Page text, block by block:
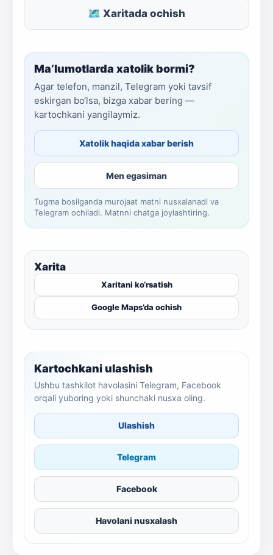
🗺 Xaritada ochish
Ma’lumotlarda xatolik bormi?
Agar telefon, manzil, Telegram yoki tavsif
eskirgan bo‘lsa, bizga xabar bering —
kartochkani yangilaymiz.
Xatolik haqida xabar berish
Men egasiman
Tugma bosilganda murojaat matni nusxalanadi va
Telegram ochiladi. Matnni chatga joylashtiring.
Xarita
Xaritani ko‘rsatish
Google Maps’da ochish
Kartochkani ulashish
Ushbu tashkilot havolasini Telegram, Facebook
orqali yuboring yoki shunchaki nusxa oling.
Ulashish
Telegram
Facebook
Havolani nusxalash